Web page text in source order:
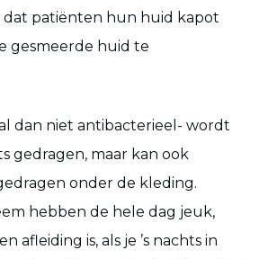
patiënten hun huid kapot
gesmeerde huid te
dan niet antibacterieel- wordt
gedragen, maar kan ook
onder de kleding.
hebben de hele dag jeuk,
afleiding is, als je ’s nachts in